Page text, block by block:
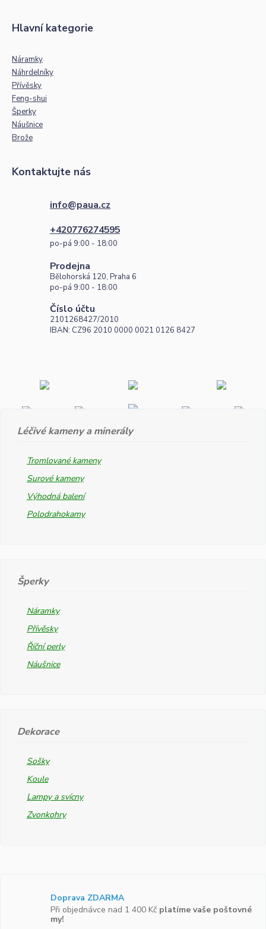
Hlavní kategorie
Náramky
Náhrdelníky
Přívěsky
Feng-shui
Šperky
Náušnice
Brože
Kontaktujte nás
info@paua.cz
+420776274595
po-pá 9:00 - 18:00
Prodejna
Bělohorská 120, Praha 6
po-pá 9:00 - 18:00
Číslo účtu
2101268427/2010
IBAN: CZ96 2010 0000 0021 0126 8427
Léčivé kameny a minerály
Tromlované kameny
Surové kameny
Výhodná balení
Polodrahokamy
Šperky
Náramky
Přívěsky
Říční perly
Náušnice
Dekorace
Sošky
Koule
Lampy a svícny
Zvonkohry
Doprava ZDARMA
Při objednávce nad 1 400 Kč platíme vaše poštovné
my!